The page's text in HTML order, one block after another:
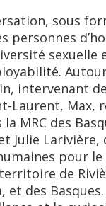
sous
personnes
sexuelle
intervenant
Laurent, Max,
MRC des
Julie Larivière,
pour
de
et des